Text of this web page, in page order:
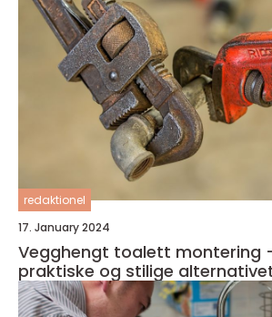
redaktionel
17. January 2024
Vegghengt toalett montering
praktiske og stilige